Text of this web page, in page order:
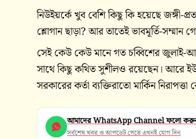
নিউইয়র্কে খুব বেশি কিছু কি হয়েছে
শ্লোগান ছাড়া? আর তাতেই ভাবমূর্তি-
সেই কেউ কেউ মানে গত চব্বিশের জুলাই-
সাথে কিছু কথিত সুশীলও রয়েছেন। আরে
সরকারের কর্তা ব্যক্তিরাতো মার্কিন
আমাদের WhatsApp Channel ফলো
সর্বশেষ খবর ও আপডেট পেতে এখনই যোগ দিন